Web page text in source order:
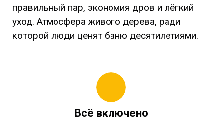
правильный пар, экономия дров и лёгкий
уход. Атмосфера живого дерева, ради
которой люди ценят баню десятилетиями.
Всё включено